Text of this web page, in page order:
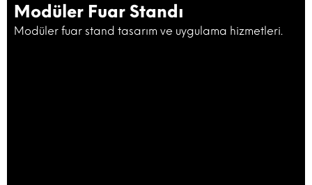
Modüler Fuar Standı
Modüler fuar stand tasarım ve uygulama hizmetleri.